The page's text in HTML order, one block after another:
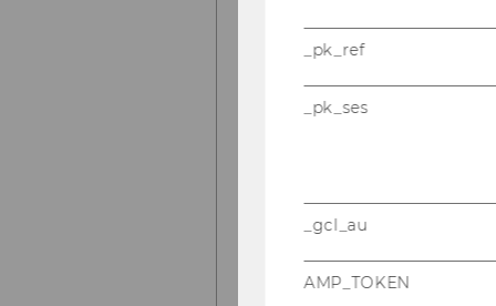
_pk_ref
_pk_ses
_gcl_au
AMP_TOKEN